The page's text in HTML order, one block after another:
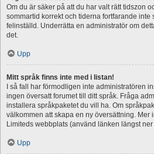
Om du är säker på att du har valt rätt tidszon
sommartid korrekt och tiderna fortfarande inte
felinställd. Underrätta en administratör om
det.
Upp
Mitt språk finns inte med i listan!
I så fall har förmodligen inte administratören
ingen översatt forumet till ditt språk. Fråga
installera språkpaketet du vill ha. Om
välkommen att skapa en ny översättning. Mer
Limiteds webbplats (använd länken längst
Upp